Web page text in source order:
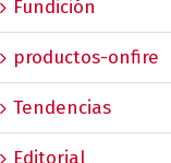
Fundición
productos-onfire
Tendencias
Editorial